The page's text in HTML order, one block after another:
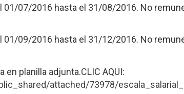
01/07/2016 hasta el 31/08/2016. No
01/09/2016 hasta el 31/12/2016. No
en planilla adjunta.CLIC AQUI:
attached/73978/